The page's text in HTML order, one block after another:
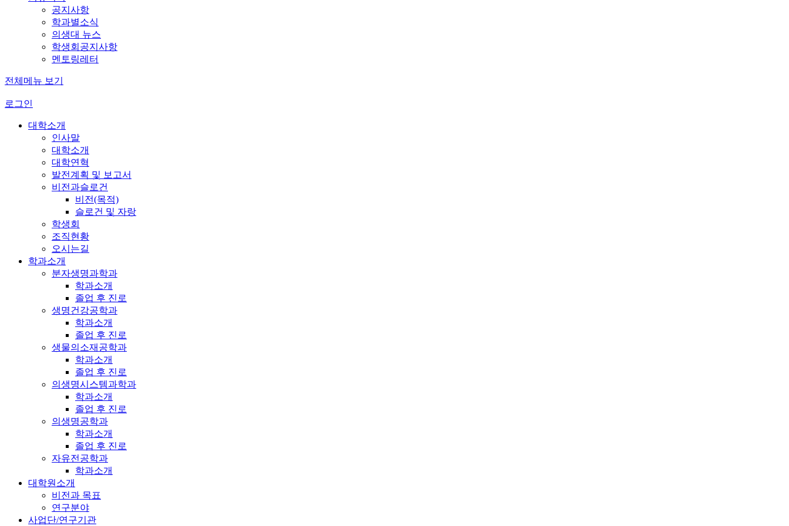
공지사항
학과별소식
의생대 뉴스
학생회공지사항
멘토링레터
전체메뉴 보기
로그인
대학소개
인사말
대학소개
대학연혁
발전계획 및 보고서
비전과슬로건
비전(목적)
슬로건 및 자랑
학생회
조직현황
오시는길
학과소개
분자생명과학과
학과소개
졸업 후 진로
생명건강공학과
학과소개
졸업 후 진로
생물의소재공학과
학과소개
졸업 후 진로
의생명시스템과학과
학과소개
졸업 후 진로
의생명공학과
학과소개
졸업 후 진로
자유전공학과
학과소개
대학원소개
비전과 목표
연구분야
사업단/연구기관